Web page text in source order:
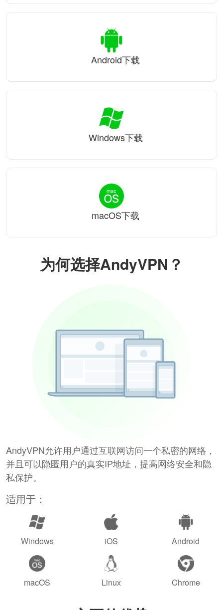
为何选择AndyVPN？
AndyVPN允许用户通过互联网访问一个私密的网络，
并且可以隐匿用户的真实IP地址，提高网络安全和隐
私保护。
适用于：
Windows iOS Android
macOS Linux Chrome
Android下载
Windows下载
macOS下载